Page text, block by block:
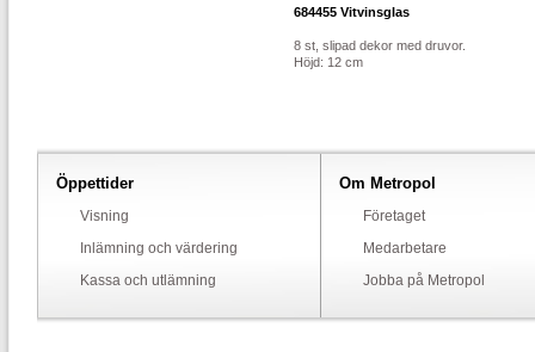
684455 Vitvinsglas
8 st, slipad dekor med druvor.
Höjd: 12 cm
Öppettider
Visning
Inlämning och värdering
Kassa och utlämning
Om Metropol
Företaget
Medarbetare
Jobba på Metropol